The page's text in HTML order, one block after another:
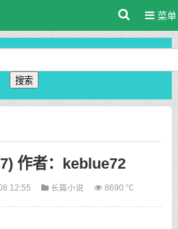
菜单
搜索
作者：keblue72
12:55 长篇小说 8690 ℃